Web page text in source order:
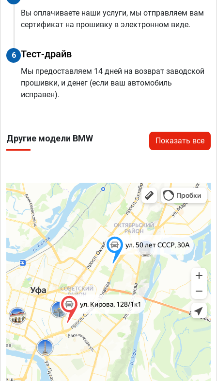
Вы оплачиваете наши услуги, мы отправляем вам
сертификат на прошивку в электронном виде.
6 Тест-драйв
Мы предоставляем 14 дней на возврат заводской
прошивки, и денег (если ваш автомобиль
исправен).
Другие модели BMW Показать все